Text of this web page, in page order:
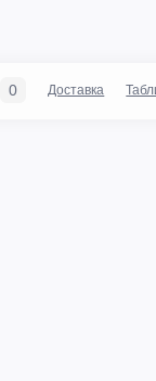
0 Доставка